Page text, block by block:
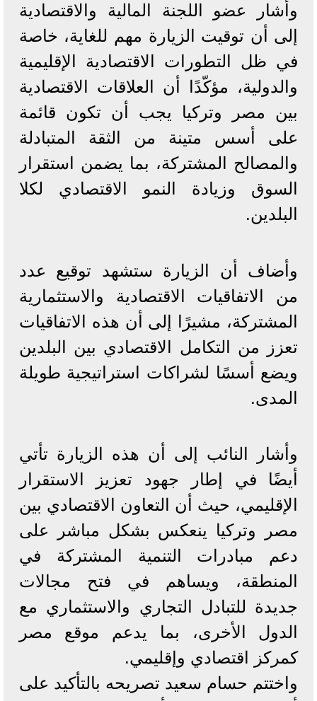
وأشار عضو اللجنة المالية والاقتصادية
إلى أن توقيت الزيارة مهم للغاية، خاصة
في ظل التطورات الاقتصادية الإقليمية
والدولية، مؤكّدًا أن العلاقات الاقتصادية
بين مصر وتركيا يجب أن تكون قائمة
على أسس متينة من الثقة المتبادلة
والمصالح المشتركة، بما يضمن استقرار
السوق وزيادة النمو الاقتصادي لكلا
البلدين.
وأضاف أن الزيارة ستشهد توقيع عدد
من الاتفاقيات الاقتصادية والاستثمارية
المشتركة، مشيرًا إلى أن هذه الاتفاقيات
تعزز من التكامل الاقتصادي بين البلدين
ويضع أسسًا لشراكات استراتيجية طويلة
المدى.
وأشار النائب إلى أن هذه الزيارة تأتي
أيضًا في إطار جهود تعزيز الاستقرار
الإقليمي، حيث أن التعاون الاقتصادي بين
مصر وتركيا ينعكس بشكل مباشر على
دعم مبادرات التنمية المشتركة في
المنطقة، ويساهم في فتح مجالات
جديدة للتبادل التجاري والاستثماري مع
الدول الأخرى، بما يدعم موقع مصر
كمركز اقتصادي وإقليمي.
واختتم حسام سعيد تصريحه بالتأكيد على